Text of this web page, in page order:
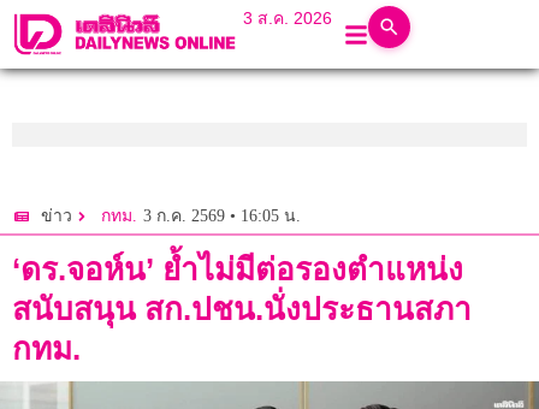
3 ส.ค. 2026
ข่าว กทม. 3 ก.ค. 2569 • 16:05 น.
‘ดร.จอห์น’ ย้ำไม่มีต่อรองตำแหน่ง
สนับสนุน สก.ปชน.นั่งประธานสภา
กทม.